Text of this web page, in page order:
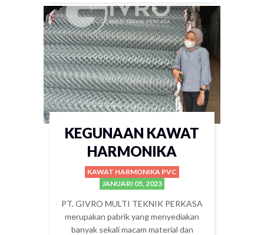
KEGUNAAN KAWAT
HARMONIKA
KAWAT HARMONIKA PVC
JANUARI 05, 2023
PT. GIVRO MULTI TEKNIK PERKASA
merupakan pabrik yang menyediakan
banyak sekali macam material dan